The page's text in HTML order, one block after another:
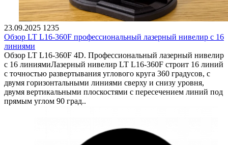
23.09.2025 1235
Обзор LT L16-360F профессиональный лазерный нивелир с 16
линиями
Обзор LT L16-360F 4D. Профессиональный лазерный нивелир
с 16 линиямиЛазерный нивелир LT L16-360F строит 16 линий
с точностью развертывания углового круга 360 градусов, с
двумя горизонтальными линиями сверху и снизу уровня,
двумя вертикальными плоскостями с пересечением линий под
прямым углом 90 град..